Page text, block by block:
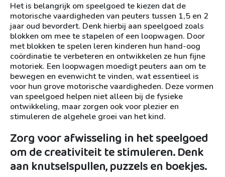
Het is belangrijk om speelgoed te kiezen dat de
motorische vaardigheden van peuters tussen 1,5 en 2
jaar oud bevordert. Denk hierbij aan speelgoed zoals
blokken om mee te stapelen of een loopwagen. Door
met blokken te spelen leren kinderen hun hand-oog
coördinatie te verbeteren en ontwikkelen ze hun fijne
motoriek. Een loopwagen moedigt peuters aan om te
bewegen en evenwicht te vinden, wat essentieel is
voor hun grove motorische vaardigheden. Deze vormen
van speelgoed helpen niet alleen bij de fysieke
ontwikkeling, maar zorgen ook voor plezier en
stimuleren de algehele groei van het kind.
Zorg voor afwisseling in het speelgoed
om de creativiteit te stimuleren. Denk
aan knutselspullen, puzzels en boekjes.